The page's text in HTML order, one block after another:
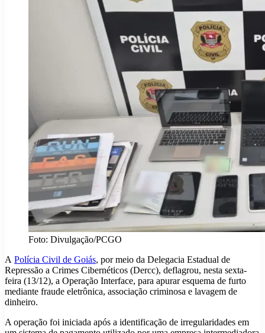
Foto: Divulgação/PCGO
A Polícia Civil de Goiás, por meio da Delegacia Estadual de
Repressão a Crimes Cibernéticos (Dercc), deflagrou, nesta sexta-
feira (13/12), a Operação Interface, para apurar esquema de furto
mediante fraude eletrônica, associação criminosa e lavagem de
dinheiro.
A operação foi iniciada após a identificação de irregularidades em